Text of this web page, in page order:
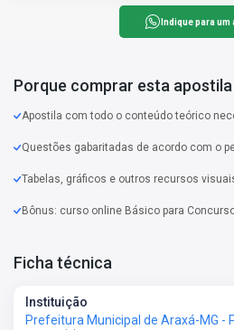
Indique para um
Porque comprar esta apostila
Apostila com todo o conteúdo teórico
Questões gabaritadas de acordo com o
Tabelas, gráficos e outros recursos
Bônus: curso online Básico para
Ficha técnica
Instituição